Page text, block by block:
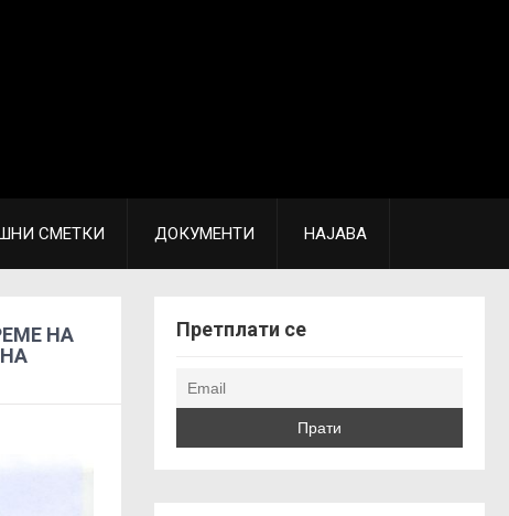
СМЕТКИ ДОКУМЕНТИ НАЈАВА
НА
Претплати се